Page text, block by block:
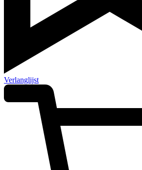
Verlanglijst